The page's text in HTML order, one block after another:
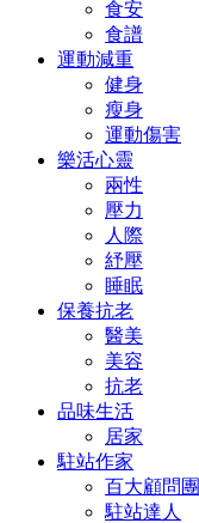
食安
食譜
運動減重
健身
瘦身
運動傷害
樂活心靈
兩性
壓力
人際
紓壓
睡眠
保養抗老
醫美
美容
抗老
品味生活
居家
駐站作家
百大顧問團
駐站達人